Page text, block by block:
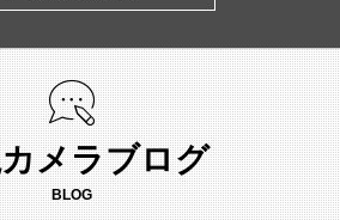
メラブログ
BLOG